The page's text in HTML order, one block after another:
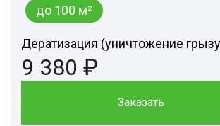
до 100 м²
Дератизация (уничтожение
9 380 ₽
Заказать